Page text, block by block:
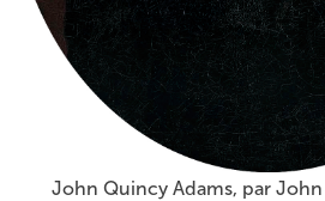
John Quincy Adams, par